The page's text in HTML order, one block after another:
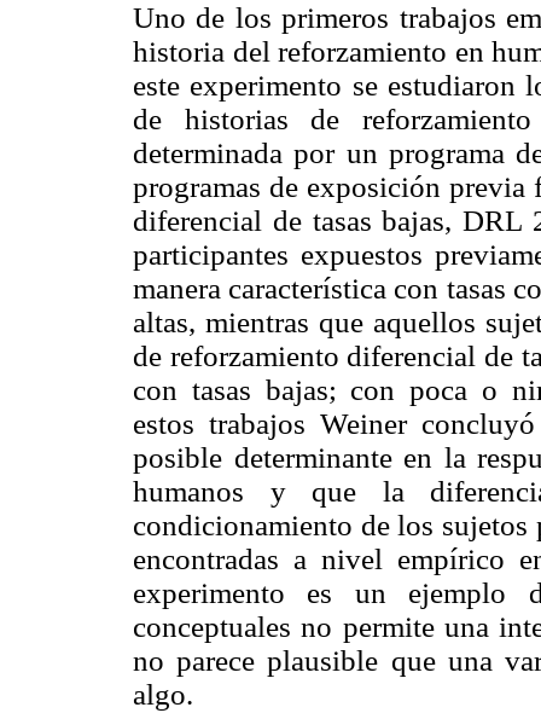
Uno de los primeros trabajos
historia del reforzamiento en
este experimento se estudiaron
de historias de
determinada por un programa
programas de exposición
diferencial de tasas bajas, DRL
participantes expuestos
manera característica con tasas
altas, mientras que aquellos
de reforzamiento diferencial de
con tasas bajas; con poca o
estos trabajos Weiner
posible determinante en la
humanos y que la
condicionamiento de los
encontradas a nivel empírico
experimento es un ejemplo
conceptuales no permite una
no parece plausible que una
algo.